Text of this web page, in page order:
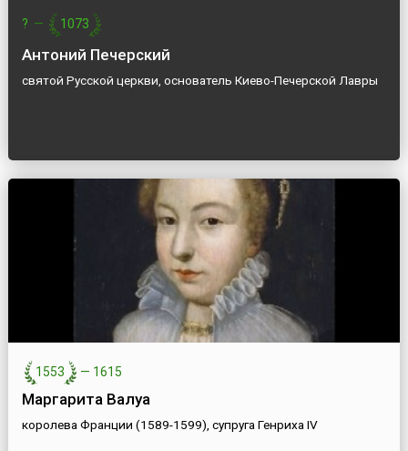
? — 1073
Антоний Печерский
святой Русской церкви, основатель Киево-Печерской Лавры
1553 — 1615
Маргарита Валуа
королева Франции (1589-1599), супруга Генриха IV